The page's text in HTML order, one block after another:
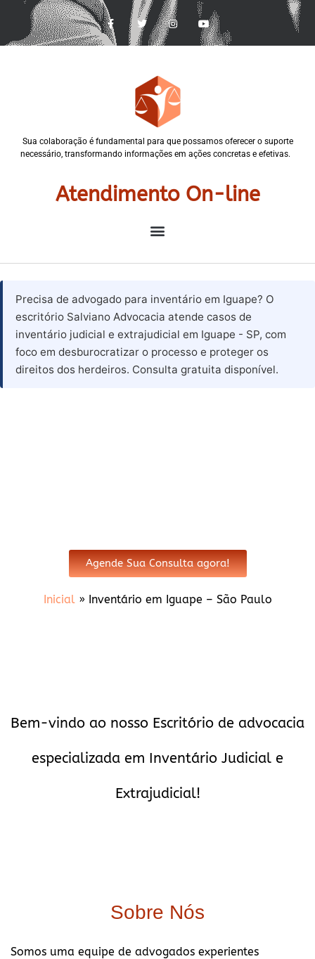
Sua colaboração é fundamental para que possamos oferecer o suporte
necessário, transformando informações em ações concretas e efetivas.
Atendimento On-line
Precisa de advogado para inventário em Iguape? O
escritório Salviano Advocacia atende casos de
inventário judicial e extrajudicial em Iguape - SP, com
foco em desburocratizar o processo e proteger os
direitos dos herdeiros. Consulta gratuita disponível.
Agende Sua Consulta agora!
Inicial» Inventário em Iguape – São Paulo
Bem-vindo ao nosso Escritório de advocacia
especializada em Inventário Judicial e
Extrajudicial!
Sobre Nós
Somos uma equipe de advogados experientes